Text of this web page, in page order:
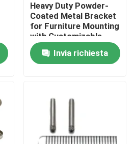
Heavy Duty Powder-
Coated Metal Bracket
for Furniture Mounting
with Customizable
Options
Invia richiesta